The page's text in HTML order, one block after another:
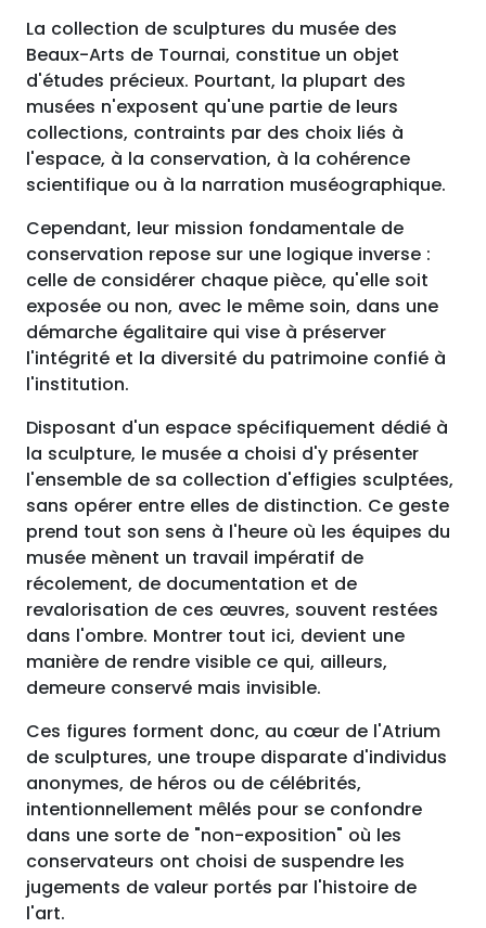
La collection de sculptures du musée des
Beaux-Arts de Tournai, constitue un objet
d'études précieux. Pourtant, la plupart des
musées n'exposent qu'une partie de leurs
collections, contraints par des choix liés à
l'espace, à la conservation, à la cohérence
scientifique ou à la narration muséographique.
Cependant, leur mission fondamentale de
conservation repose sur une logique inverse :
celle de considérer chaque pièce, qu'elle soit
exposée ou non, avec le même soin, dans une
démarche égalitaire qui vise à préserver
l'intégrité et la diversité du patrimoine confié à
l'institution.
Disposant d'un espace spécifiquement dédié à
la sculpture, le musée a choisi d'y présenter
l'ensemble de sa collection d'effigies sculptées,
sans opérer entre elles de distinction. Ce geste
prend tout son sens à l'heure où les équipes du
musée mènent un travail impératif de
récolement, de documentation et de
revalorisation de ces œuvres, souvent restées
dans l'ombre. Montrer tout ici, devient une
manière de rendre visible ce qui, ailleurs,
demeure conservé mais invisible.
Ces figures forment donc, au cœur de l'Atrium
de sculptures, une troupe disparate d'individus
anonymes, de héros ou de célébrités,
intentionnellement mêlés pour se confondre
dans une sorte de "non-exposition" où les
conservateurs ont choisi de suspendre les
jugements de valeur portés par l'histoire de
l'art.